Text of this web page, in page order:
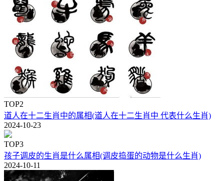
TOP2
道人在十二生肖中的属相(道人在十二生肖中 代表什么生肖)
2024-10-23
TOP3
孩子调皮的生肖是什么属相(调皮捣蛋的动物是什么生肖)
2024-10-11